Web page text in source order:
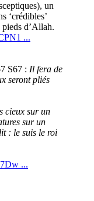
un
‘crédibles’
d’Allah.
...
S67 : Il fera de
seront pliés
cieux sur un
sur un
: le suis le roi
...